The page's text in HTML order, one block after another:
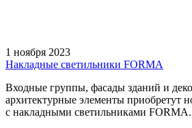
1 ноября 2023
Накладные светильники FORMA
Входные группы, фасады зданий и
архитектурные элементы приобретут
с накладными светильниками FORMA.